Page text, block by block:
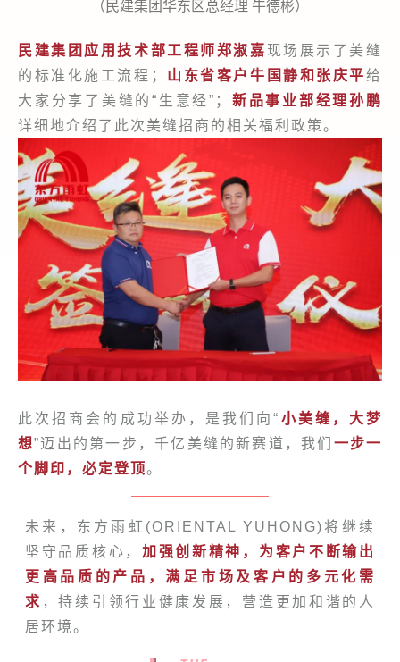
（民建集团华东区总经理 牛德彬）
民建集团应用技术部工程师郑淑嘉 现场展示了美缝
的标准化施工流程；
山东省客户牛国静和张庆平给
大家分享了美缝的“生意经”； 新品事业部经理孙鹏
详细地介绍了此次美缝招商的相关福利政策。
此次招商会的成功举办，是我们向“ 小美缝，大梦
想”迈出的第一步，千亿美缝的新赛道，我们 一步一
个脚印，必定登顶。
未来，东方雨虹(ORIENTAL YUHONG)将继续
坚守品质核心， 加强创新精神，为客户不断输出
更高品质的产品，满足市场及客户的多元化需
求 ，持续引领行业健康发展，营造更加和谐的人
居环境。